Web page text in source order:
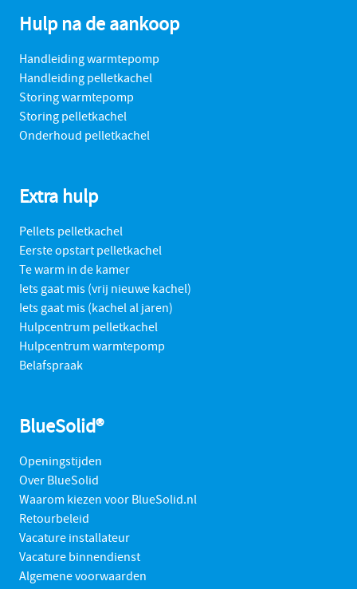
Hulp na de aankoop
Handleiding warmtepomp
Handleiding pelletkachel
Storing warmtepomp
Storing pelletkachel
Onderhoud pelletkachel
Extra hulp
Pellets pelletkachel
Eerste opstart pelletkachel
Te warm in de kamer
Iets gaat mis (vrij nieuwe kachel)
Iets gaat mis (kachel al jaren)
Hulpcentrum pelletkachel
Hulpcentrum warmtepomp
Belafspraak
BlueSolid®
Openingstijden
Over BlueSolid
Waarom kiezen voor BlueSolid.nl
Retourbeleid
Vacature installateur
Vacature binnendienst
Algemene voorwaarden